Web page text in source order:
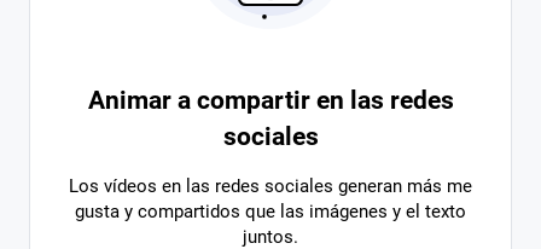
Animar a compartir en las redes
sociales
Los vídeos en las redes sociales generan más me
gusta y compartidos que las imágenes y el texto
juntos.